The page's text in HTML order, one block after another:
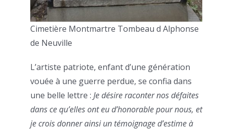
Cimetière Montmartre Tombeau d Alphonse
de Neuville
L’artiste patriote, enfant d’une génération
vouée à une guerre perdue, se confia dans
une belle lettre : Je désire raconter nos défaites
dans ce qu’elles ont eu d’honorable pour nous, et
je crois donner ainsi un témoignage d’estime à